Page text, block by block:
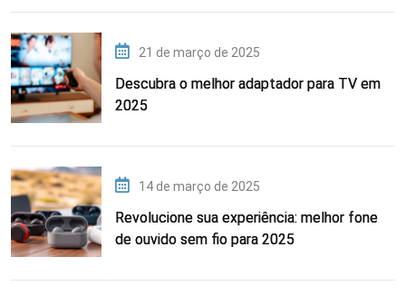
21 de março de 2025
Descubra o melhor adaptador para TV em
2025
14 de março de 2025
Revolucione sua experiência: melhor fone
de ouvido sem fio para 2025